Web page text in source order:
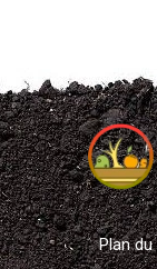
Plan